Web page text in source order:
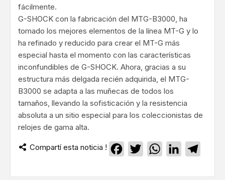
fácilmente.
G-SHOCK con la fabricación del MTG-B3000, ha
tomado los mejores elementos de la línea MT-G y lo
ha refinado y reducido para crear el MT-G más
especial hasta el momento con las características
inconfundibles de G-SHOCK. Ahora, gracias a su
estructura más delgada recién adquirida, el MTG-
B3000 se adapta a las muñecas de todos los
tamaños, llevando la sofisticación y la resistencia
absoluta a un sitio especial para los coleccionistas de
relojes de gama alta.
Compartí esta noticia ! Facebook
TwitterWhatsApp
LinkedIn